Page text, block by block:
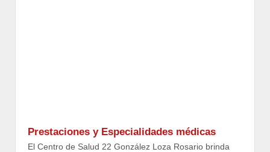
Prestaciones y Especialidades médicas
El Centro de Salud 22 González Loza Rosario brinda